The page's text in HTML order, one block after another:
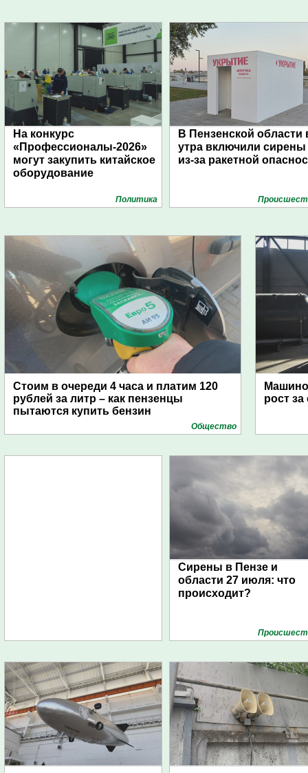
На конкурс
«Профессионалы-2026»
могут закупить китайское
оборудование
Политика
В Пензенской области
утра включили сирены
из-за ракетной
Стоим в очереди 4 часа и платим 120
рублей за литр – как пензенцы
пытаются купить бензин
Общество
рост за
Сирены в Пензе и
области 27 июля: что
происходит?